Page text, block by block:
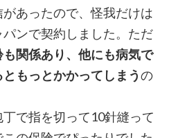
あったので、怪我だけは
ンで契約しました。ただ
も関係あり、他にも病気で
もっとかかってしまうの
で指を切って10針縫って